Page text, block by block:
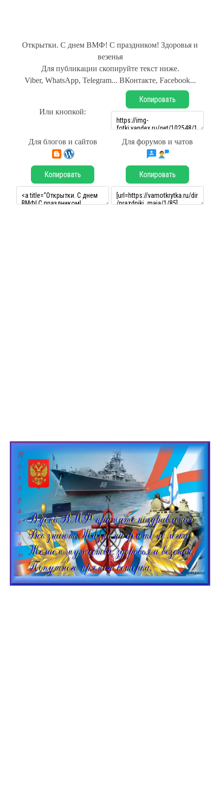
Открытки. С днем ВМФ! С праздником! Здоровья и
везенья
Для публикации скопируйте текст ниже.
Viber, WhatsApp, Telegram... ВКонтакте, Facebook...
Или кнопкой:
Копировать
Для блогов и сайтов Для форумов и чатов
Копировать Копировать